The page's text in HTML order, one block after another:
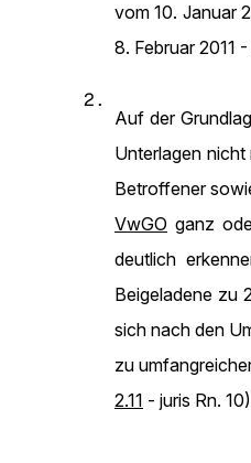
vom 10. Januar
8. Februar 2011
2.
Auf der
Unterlagen
Betroffener
VwGO ganz
deutlich
Beigeladene zu
sich nach den
zu
2.11 - juris Rn.